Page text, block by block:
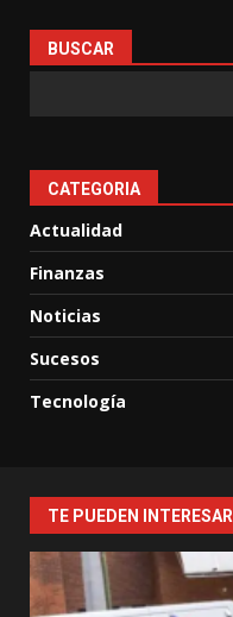
BUSCAR
CATEGORIA
Actualidad
Finanzas
Noticias
Sucesos
Tecnología
TE PUEDEN INTERESAR